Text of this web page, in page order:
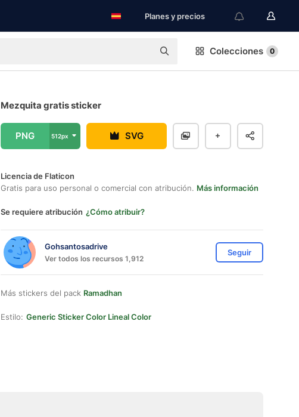
Planes y precios
Colecciones 0
Mezquita gratis sticker
PNG 512px SVG
Licencia de Flaticon
Gratis para uso personal o comercial con atribución. Más información
Se requiere atribución ¿Cómo atribuir?
Gohsantosadrive
Ver todos los recursos 1,912
Seguir
Más stickers del pack Ramadhan
Estilo: Generic Sticker Color Lineal Color